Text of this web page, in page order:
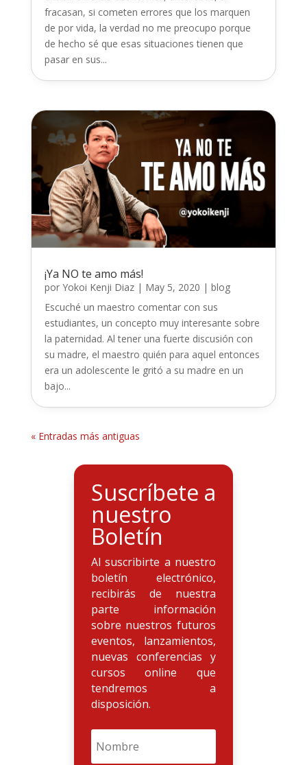
fracasan, si cometen errores que los marquen
de por vida, la verdad no me preocupo porque
de hecho sé que esas situaciones tienen que
pasar en sus...
¡Ya NO te amo más!
por Yokoi Kenji Diaz| May 5, 2020 | blog
Escuché un maestro comentar con sus
estudiantes, un concepto muy interesante sobre
la paternidad. Al tener una fuerte discusión con
su madre, el maestro quién para aquel entonces
era un adolescente le gritó a su madre en un
bajo...
« Entradas más antiguas
Suscríbete a
nuestro
Boletín
Al suscribirte a nuestro
boletín electrónico,
recibirás de nuestra
parte información
sobre nuestros futuros
eventos, lanzamientos,
nuevas conferencias y
cursos online que
tendremos a
disposición.